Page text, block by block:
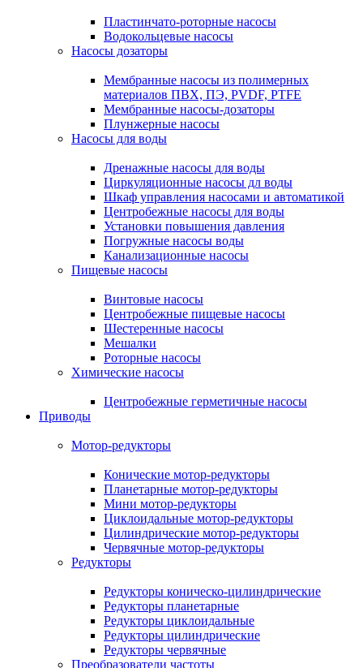
Пластинчато-роторные насосы
Водокольцевые насосы
Насосы дозаторы
Мембранные насосы из полимерных
материалов ПВХ, ПЭ, PVDF, PTFE
Мембранные насосы-дозаторы
Плунжерные насосы
Насосы для воды
Дренажные насосы для воды
Циркуляционные насосы дл воды
Шкаф управления насосами и автоматикой
Центробежные насосы для воды
Установки повышения давления
Погружные насосы воды
Канализационные насосы
Пищевые насосы
Винтовые насосы
Центробежные пищевые насосы
Шестеренные насосы
Мешалки
Роторные насосы
Химические насосы
Центробежные герметичные насосы
Приводы
Мотор-редукторы
Конические мотор-редукторы
Планетарные мотор-редукторы
Мини мотор-редукторы
Циклоидальные мотор-редукторы
Цилиндрические мотор-редукторы
Червячные мотор-редукторы
Редукторы
Редукторы коническо-цилиндрические
Редукторы планетарные
Редукторы циклоидальные
Редукторы цилиндрические
Редукторы червячные
Преобразователи частоты